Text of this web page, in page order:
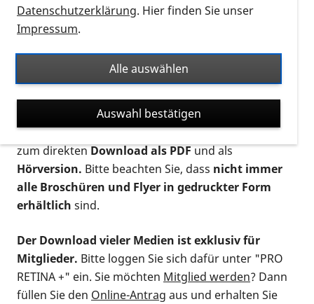
Auf dieser Seite finden Sie sämtliches Infomaterial
Ort. Nutzen Sie den Formatfilter, um ausschließlich
nach Flyern und Broschüren, Audios oder Videos zu
suchen. Die meisten Flyer und Broschüren werden in
verschiedenen Formaten angeboten: zur
postalischen Bestellung als gedruckte Variante
zum direktenDownload als PDFund als
Hörversion. Bitte beachten Sie, dass nicht immer
alle Broschüren und Flyer in gedruckter Form
erhältlich sind.
Der Download vieler Medien ist exklusiv für
Mitglieder. Bitte loggen Sie sich dafür unter "PRO
RETINA +" ein. Sie möchten Mitglied werden? Dann
füllen Sie den Online-Antrag aus und erhalten Sie
Datenschutzerklärung. Hier finden Sie unser
Impressum.
Alle auswählen
Auswahl bestätigen